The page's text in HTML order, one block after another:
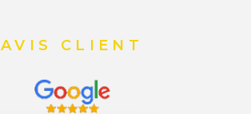
AVIS CLIENT